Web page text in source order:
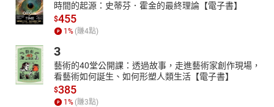
時間的起源：史蒂芬．霍金的最終理論【電子書】
$455
1 % (賺4點)
3
藝術的40堂公開課：透過故事，走進藝術家創作現場，
看藝術如何誕生、如何形塑人類生活【電子書】
$385
1 % (賺3點)